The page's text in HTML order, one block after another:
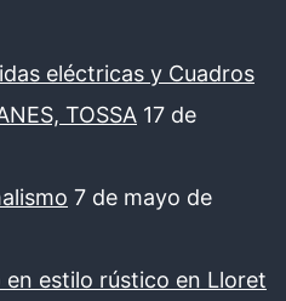
eléctricas y Cuadros
TOSSA 17 de
7 de mayo de
en estilo rústico en Lloret